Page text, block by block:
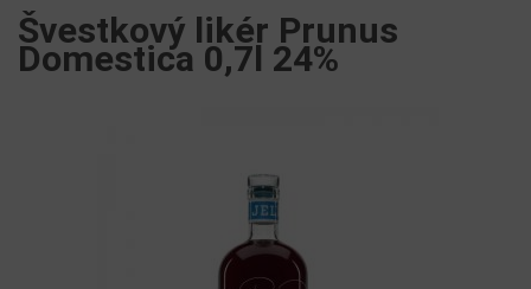
Švestkový likér Prunus
Domestica 0,7l 24%